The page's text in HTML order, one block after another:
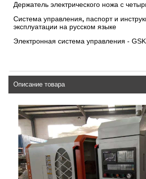
Держатель электрического ножа с
Система управления, паспорт и
эксплуатации на русском языке
Электронная система управления -
Описание товара